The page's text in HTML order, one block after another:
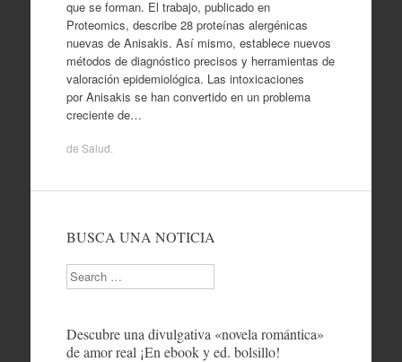
que se forman. El trabajo, publicado en
Proteomics, describe 28 proteínas alergénicas
nuevas de Anisakis. Así mismo, establece nuevos
métodos de diagnóstico precisos y herramientas de
valoración epidemiológica. Las intoxicaciones
por Anisakis se han convertido en un problema
creciente de…
de Salud
BUSCA UNA NOTICIA
Search
Descubre una divulgativa «novela romántica»
de amor real ¡En ebook y ed. bolsillo!